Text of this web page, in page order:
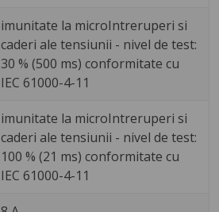
imunitate la microIntreruperi si
caderi ale tensiunii - nivel de test:
30 % (500 ms) conformitate cu
IEC 61000-4-11
imunitate la microIntreruperi si
caderi ale tensiunii - nivel de test:
100 % (21 ms) conformitate cu
IEC 61000-4-11